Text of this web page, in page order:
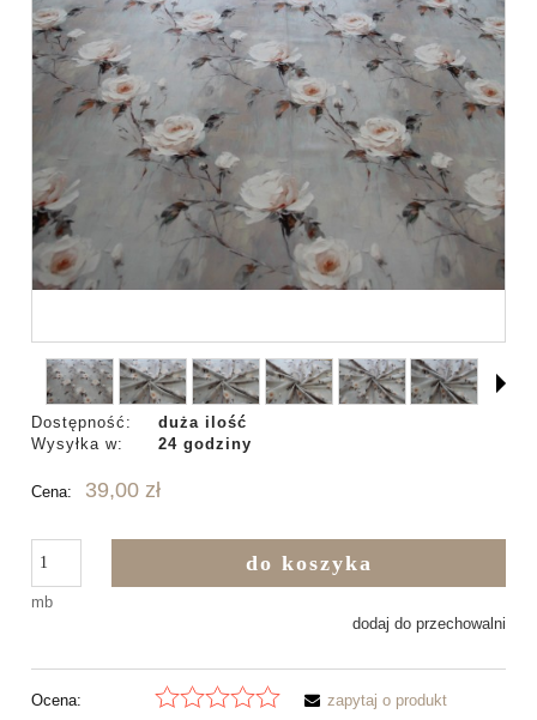
Dostępność:
duża ilość
Wysyłka w:
24 godziny
Cena: 39,00 zł
mb
do koszyka
dodaj do przechowalni
Ocena:
zapytaj o produkt